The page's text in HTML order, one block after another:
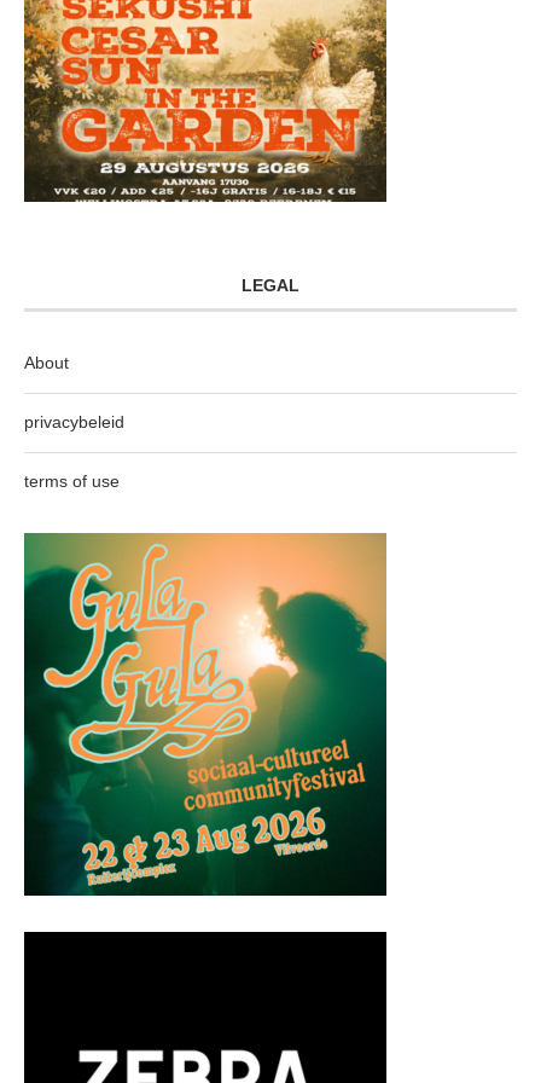
LEGAL
About
privacybeleid
terms of use